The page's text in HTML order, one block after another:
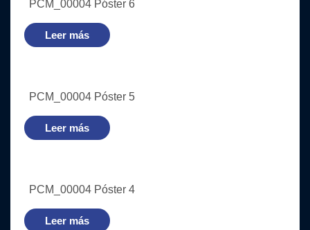
PCM_00004 Póster 6
Leer más
PCM_00004 Póster 5
Leer más
PCM_00004 Póster 4
Leer más